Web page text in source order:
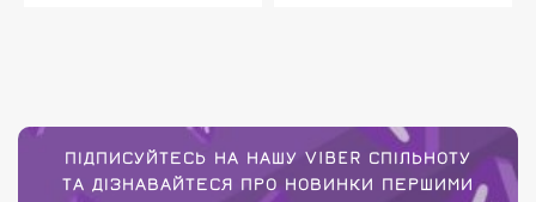
ПІДПИСУЙТЕСЬ НА НАШУ VIBER СПІЛЬНОТУ
ТА ДІЗНАВАЙТЕСЯ ПРО НОВИНКИ ПЕРШИМИ